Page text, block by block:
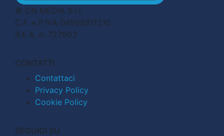
© CN MEDIA S.r.l.
C.F. e P.IVA 04998911210
R.E.A. n. 727803
CONTATTI
Contattaci
Privacy Policy
Cookie Policy
SEGUICI SU